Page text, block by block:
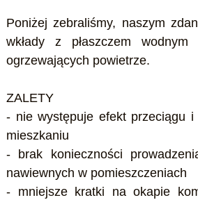
Poniżej zebraliśmy, naszym
wkłady z płaszczem
ogrzewających powietrze.
ZALETY
- nie występuje efekt przeciągu
mieszkaniu
- brak konieczności
nawiewnych w pomieszczeniach
- mniejsze kratki na okapie